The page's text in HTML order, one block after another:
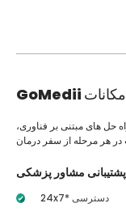
GoMedii
حل های مبتنی بر فناوری،
پشتیبانی مشاور پزشکی
24x7* دسترسی